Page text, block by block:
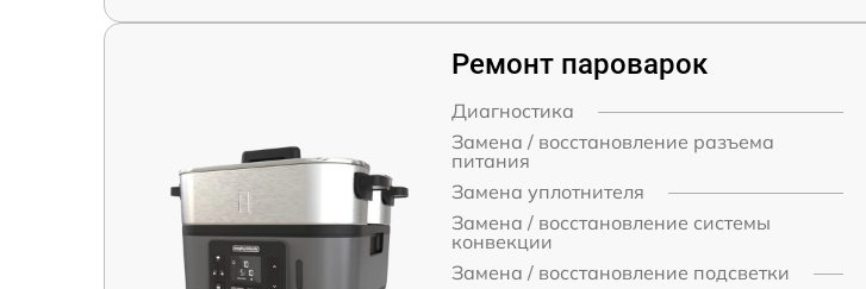
Ремонт пароварок
Диагностика
Замена / восстановление разъема
питания
Замена уплотнителя
Замена / восстановление системы
конвекции
Замена / восстановление подсветки